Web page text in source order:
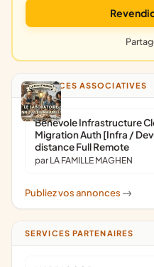
ANNONCES ASSOCIATIVES
Bénévole Infrastructure
Migration Auth [Infra /
distance Full Remote
par LA FAMILLE MAGHEN
Publiez vos annonces ->
SERVICES PARTENAIRES